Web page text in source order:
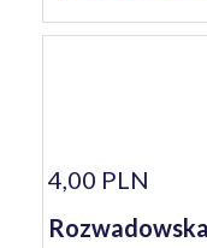
4,00 PLN